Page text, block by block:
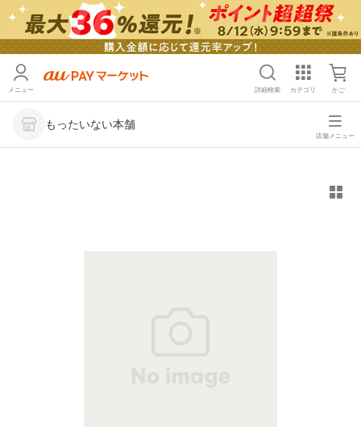
メニュー 詳細検索 カテゴリ かご
もったいない本舗
店舗メニュー